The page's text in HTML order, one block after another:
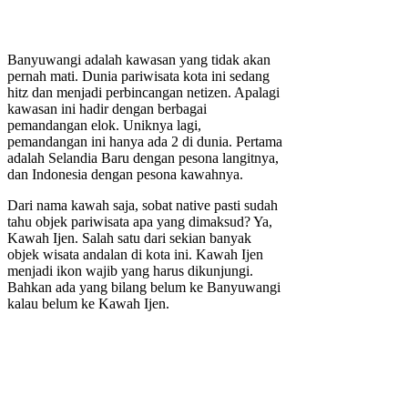
Banyuwangi adalah kawasan yang tidak akan
pernah mati. Dunia pariwisata kota ini sedang
hitz dan menjadi perbincangan netizen. Apalagi
kawasan ini hadir dengan berbagai
pemandangan elok. Uniknya lagi,
pemandangan ini hanya ada 2 di dunia. Pertama
adalah Selandia Baru dengan pesona langitnya,
dan Indonesia dengan pesona kawahnya.
Dari nama kawah saja, sobat native pasti sudah
tahu objek pariwisata apa yang dimaksud? Ya,
Kawah Ijen. Salah satu dari sekian banyak
objek wisata andalan di kota ini. Kawah Ijen
menjadi ikon wajib yang harus dikunjungi.
Bahkan ada yang bilang belum ke Banyuwangi
kalau belum ke Kawah Ijen.